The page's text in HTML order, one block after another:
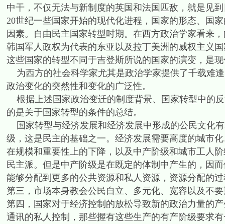
中干，不仅无法与新制度的英国和法国匹敌，就是见
20世纪一些国家开始的现代化进程，国家的形态、国
因素。自由民主国家转型时期。在西方政治学家看来
韩国军人政权为代表的东亚以及拉丁美洲的威权主义
这些国家的转型不同于吉登斯所说的国家的演变，是
为西方的社会科学家尤其是政治学家提供了千载难
政治变化的突然性和变化的广泛性。
根据上述国家政治变迁的制度背景、国家转型中的
的是关于国家转型的条件的总结。
国家转型与经济发展和经济发展中形成的公民文化
级，这是民主的基础之一。经济发展需要高度的城市
在规模和重要性上的下降，以及中产阶级和城市工人
民主派。但是中产阶级是在既定的体制中产生的，因
能够分配到更多的公共资源和私人资源，资源分配的
第三，市场本身教会公民自立、多元化、宽容以及不
第四，国家对于经济控制的放松导致新的政治力量的
通讯的私人控制，那些握有这些生产的有产阶级要求